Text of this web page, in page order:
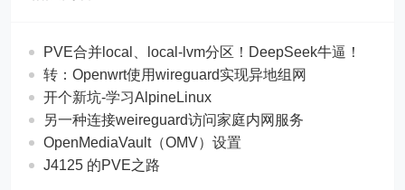
PVE合并local、local-lvm分区！DeepSeek牛逼！
转：Openwrt使用wireguard实现异地组网
开个新坑-学习AlpineLinux
另一种连接weireguard访问家庭内网服务
OpenMediaVault（OMV）设置
J4125 的PVE之路